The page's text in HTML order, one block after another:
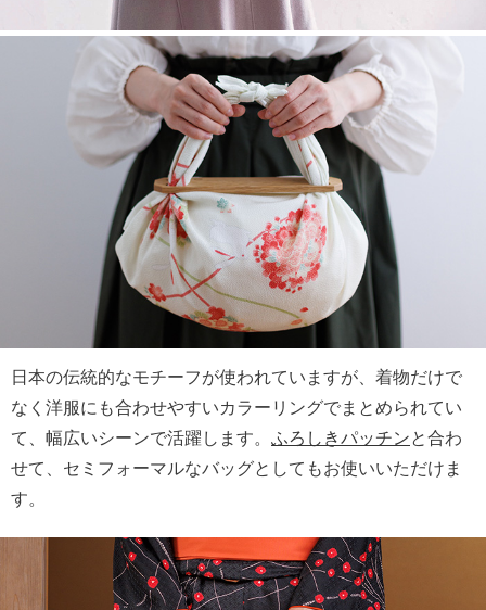
日本の伝統的なモチーフが使われていますが、着物だけで
なく洋服にも合わせやすいカラーリングでまとめられてい
て、幅広いシーンで活躍します。 ふろしきパッチンと合わ
せて、セミフォーマルなバッグとしてもお使いいただけま
す。